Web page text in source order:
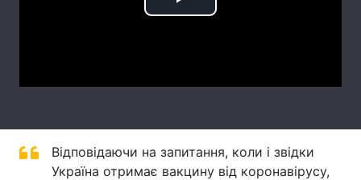
Вакансії
Play
Відповідаючи на запитання, коли і звідки
Україна отримає вакцину від коронавірусу,